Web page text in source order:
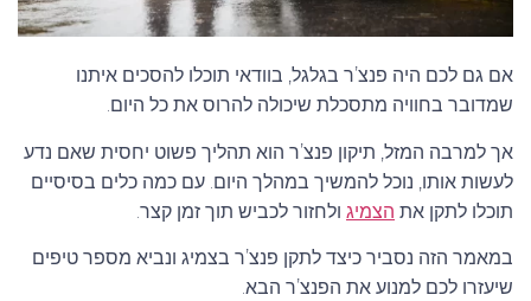
105
106
106/104
107
107/105
108
W
Y
אם גם לכם היה פנצ’ר בגלגל, בוודאי תוכלו להסכים איתנו
שמדובר בחוויה מתסכלת שיכולה להרוס את כל היום.
אך למרבה המזל, תיקון פנצ’ר הוא תהליך פשוט יחסית שאם נדע
לעשות אותו, נוכל להמשיך במהלך היום. עם כמה כלים בסיסיים
תוכלו לתקן את הצמיג ולחזור לכביש תוך זמן קצר.
במאמר הזה נסביר כיצד לתקן פנצ’ר בצמיג ונביא מספר טיפים
שיעזרו לכם למנוע את הפנצ’ר הבא.